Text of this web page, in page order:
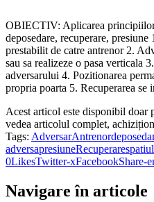
OBIECTIV: Aplicarea
deposedare, recuperare,
prestabilit de catre antrenor 2.
sau sa realizeze o pasa verticala
adversarului 4. Pozitionarea
propria poarta 5. Recuperarea
Acest articol este disponibil doar
vedea articolul complet,
Tags: AdversarAntrenor
adversapresiuneRecuperare
0LikesTwitter-xFacebookShare-
Navigare în articole